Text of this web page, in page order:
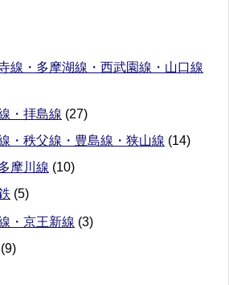
線・多摩湖線・西武園線・山口線
・拝島線 (27)
・秩父線・豊島線・狭山線 (14)
摩川線 (10)
(5)
・京王新線 (3)
(9)